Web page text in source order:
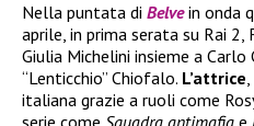
Nella puntata di Belve in onda
aprile, in prima serata su Rai 2,
Giulia Michelini insieme a Carlo
“Lenticchio” Chiofalo. L’attrice
italiana grazie a ruoli come